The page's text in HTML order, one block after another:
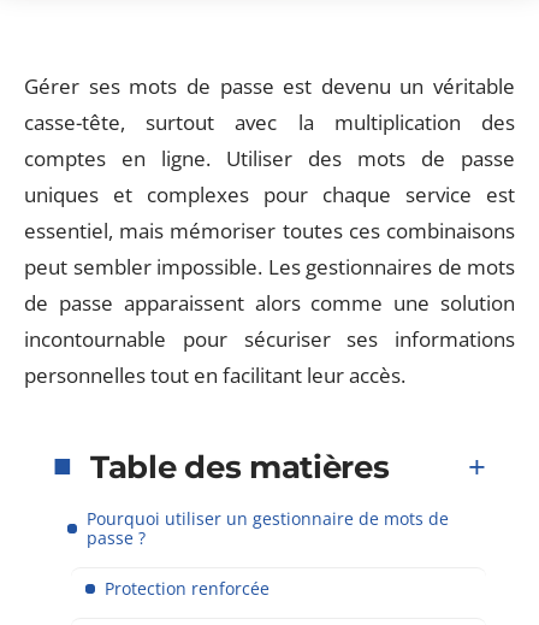
Gérer ses mots de passe est devenu un véritable
casse-tête, surtout avec la multiplication des
comptes en ligne. Utiliser des mots de passe
uniques et complexes pour chaque service est
essentiel, mais mémoriser toutes ces combinaisons
peut sembler impossible. Les gestionnaires de mots
de passe apparaissent alors comme une solution
incontournable pour sécuriser ses informations
personnelles tout en facilitant leur accès.
Table des matières
Pourquoi utiliser un gestionnaire de mots de
passe ?
Protection renforcée